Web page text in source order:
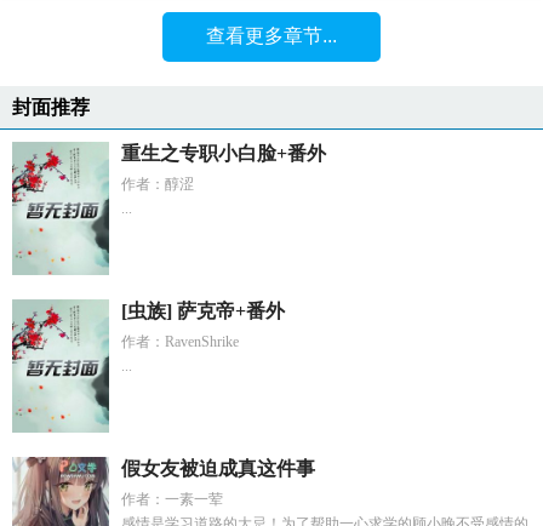
查看更多章节...
封面推荐
重生之专职小白脸+番外
作者：醇涩
...
[虫族] 萨克帝+番外
作者：RavenShrike
...
假女友被迫成真这件事
作者：一素一荤